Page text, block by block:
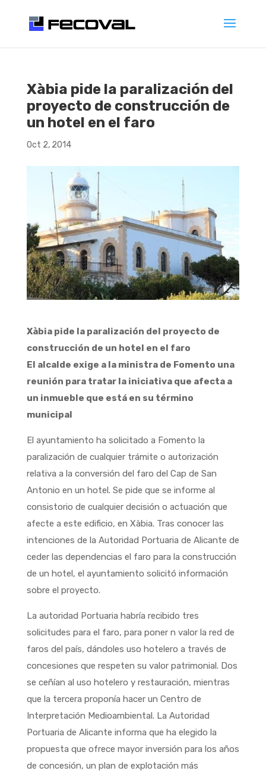
Xàbia pide la paralización del
proyecto de construcción de
un hotel en el faro
Oct 2, 2014
Xàbia pide la paralización del proyecto de
construcción de un hotel en el faro
El alcalde exige a la ministra de Fomento una
reunión para tratar la iniciativa que afecta a
un inmueble que está en su término
municipal
El ayuntamiento ha solicitado a Fomento la
paralización de cualquier trámite o autorización
relativa a la conversión del faro del Cap de San
Antonio en un hotel. Se pide que se informe al
consistorio de cualquier decisión o actuación que
afecte a este edificio, en Xàbia. Tras conocer las
intenciones de la Autoridad Portuaria de Alicante de
ceder las dependencias el faro para la construcción
de un hotel, el ayuntamiento solicitó información
sobre el proyecto.
La autoridad Portuaria habría recibido tres
solicitudes para el faro, para poner n valor la red de
faros del país, dándoles uso hotelero a través de
concesiones que respeten su valor patrimonial. Dos
se ceñían al uso hotelero y restauración, mientras
que la tercera proponía hacer un Centro de
Interpretación Medioambiental. La Autoridad
Portuaria de Alicante informa que ha elegido la
propuesta que ofrece mayor inversión para los años
de concesión, un plan de explotación más